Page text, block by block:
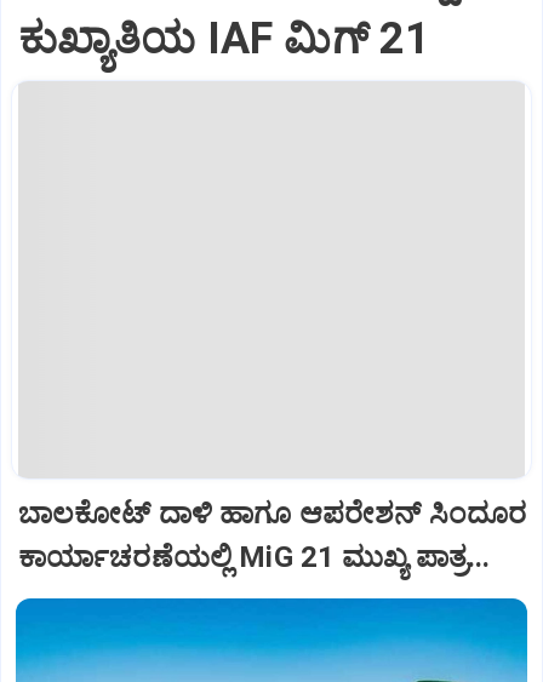
ಕುಖ್ಯಾತಿಯ IAF ಮಿಗ್‌ 21
ಬಾಲಕೋಟ್‌ ದಾಳಿ ಹಾಗೂ ಆಪರೇಶನ್‌ ಸಿಂದೂರ
ಕಾರ್ಯಾಚರಣೆಯಲ್ಲಿ MiG 21 ಮುಖ್ಯ ಪಾತ್ರ...